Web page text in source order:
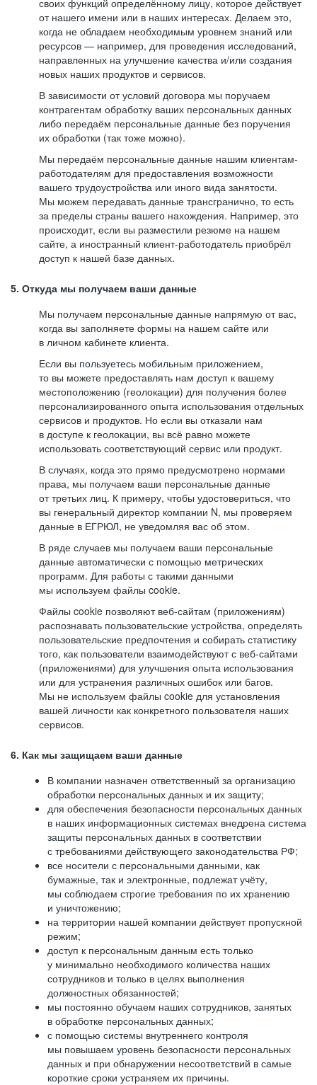
своих функций определённому лицу, которое действует
от нашего имени или в наших интересах. Делаем это,
когда не обладаем необходимым уровнем знаний или
ресурсов — например, для проведения исследований,
направленных на улучшение качества и/или создания
новых наших продуктов и сервисов.
В зависимости от условий договора мы поручаем
контрагентам обработку ваших персональных данных
либо передаём персональные данные без поручения
их обработки (так тоже можно).
Мы передаём персональные данные нашим клиентам-
работодателям для предоставления возможности
вашего трудоустройства или иного вида занятости.
Мы можем передавать данные трансгранично, то есть
за пределы страны вашего нахождения. Например, это
происходит, если вы разместили резюме на нашем
сайте, а иностранный клиент-работодатель приобрёл
доступ к нашей базе данных.
5. Откуда мы получаем ваши данные
Мы получаем персональные данные напрямую от вас,
когда вы заполняете формы на нашем сайте или
в личном кабинете клиента.
Если вы пользуетесь мобильным приложением,
то вы можете предоставлять нам доступ к вашему
местоположению (геолокации) для получения более
персонализированного опыта использования отдельных
сервисов и продуктов. Но если вы отказали нам
в доступе к геолокации, вы всё равно можете
использовать соответствующий сервис или продукт.
В случаях, когда это прямо предусмотрено нормами
права, мы получаем ваши персональные данные
от третьих лиц. К примеру, чтобы удостовериться, что
вы генеральный директор компании N, мы проверяем
данные в ЕГРЮЛ, не уведомляя вас об этом.
В ряде случаев мы получаем ваши персональные
данные автоматически с помощью метрических
программ. Для работы с такими данными
мы используем файлы cookie.
Файлы cookie позволяют веб-сайтам (приложениям)
распознавать пользовательские устройства, определять
пользовательские предпочтения и собирать статистику
того, как пользователи взаимодействуют с веб-сайтами
(приложениями) для улучшения опыта использования
или для устранения различных ошибок или багов.
Мы не используем файлы cookie для установления
вашей личности как конкретного пользователя наших
сервисов.
6. Как мы защищаем ваши данные
В компании назначен ответственный за организацию
обработки персональных данных и их защиту;
для обеспечения безопасности персональных данных
в наших информационных системах внедрена система
защиты персональных данных в соответствии
с требованиями действующего законодательства РФ;
все носители с персональными данными, как
бумажные, так и электронные, подлежат учёту,
мы соблюдаем строгие требования по их хранению
и уничтожению;
на территории нашей компании действует пропускной
режим;
доступ к персональным данным есть только
у минимально необходимого количества наших
сотрудников и только в целях выполнения
должностных обязанностей;
мы постоянно обучаем наших сотрудников, занятых
в обработке персональных данных;
с помощью системы внутреннего контроля
мы повышаем уровень безопасности персональных
данных и при обнаружении несоответствий в самые
короткие сроки устраняем их причины.